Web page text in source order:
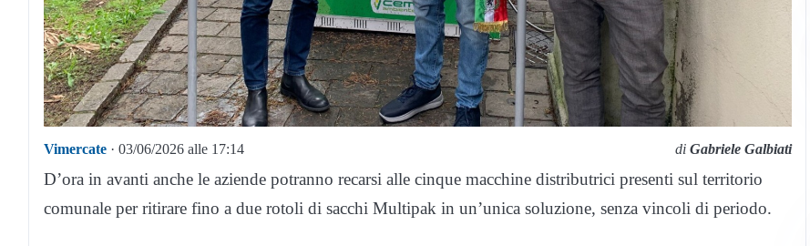
Vimercate · 03/06/2026 alle 17:14 diGabriele Galbiati
D’ora in avanti anche le aziende potranno recarsi alle cinque macchine distributrici presenti sul territorio
comunale per ritirare fino a due rotoli di sacchi Multipak in un’unica soluzione, senza vincoli di periodo.